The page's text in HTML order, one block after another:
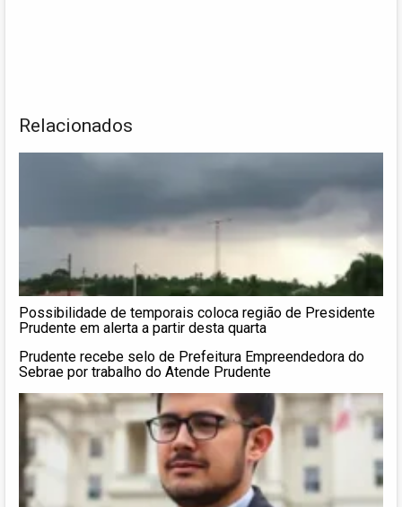
Relacionados
Possibilidade de temporais coloca região de Presidente
Prudente em alerta a partir desta quarta
Prudente recebe selo de Prefeitura Empreendedora do
Sebrae por trabalho do Atende Prudente